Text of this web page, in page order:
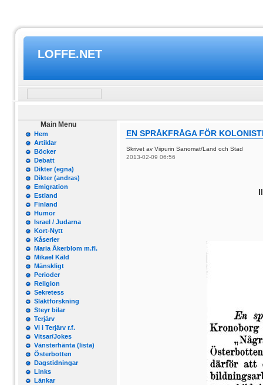
LOFFE.NET
Main Menu
Hem
Artiklar
Böcker
Debatt
Dikter (egna)
Dikter (andras)
Emigration
Estland
Finland
Humor
Israel / Judarna
Kort-Nytt
Kåserier
Maria Åkerblom m.fl.
Mikael Käld
Mänskligt
Perioder
Religion
Sekretess
Släktforskning
Steyr bilar
Terjärv
Vi i Terjärv r.f.
Vitsar/Jokes
Vänsterhänta (lista)
Österbotten
Dagstidningar
Links
Länkar
EN SPRÅKFRÅGA FÖR
Skrivet av Viipurin Sanomat/Land och Stad
2013-02-09 06:56